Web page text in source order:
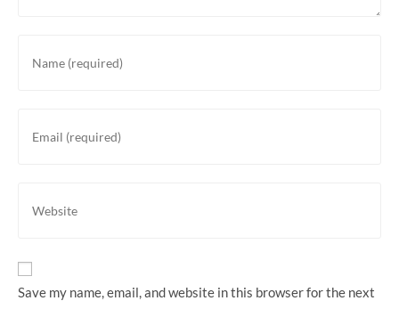
your
username
your
your
URL
Save my name, email, and website in this browser for the next